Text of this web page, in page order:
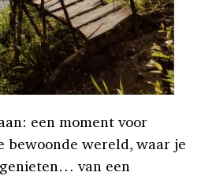
een moment voor
bewoonde wereld, waar je
van een